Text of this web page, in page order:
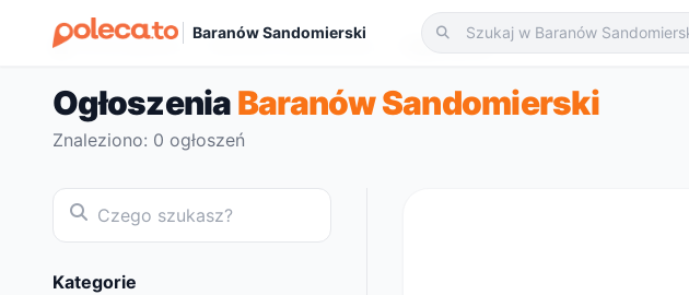
Baranów Sandomierski
Strona główna Baranów Sandomierski
OgłoszeniaBaranów Sandomierski
Znaleziono: 0 ogłoszeń
Kategorie